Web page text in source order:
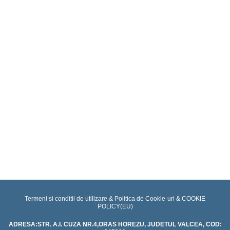
Termeni si conditii de utilizare & Politica de Cookie-uri & COOKIE
POLICY(EU)
ADRESA:STR. A.I. CUZA NR.4,ORAS HOREZU, JUDETUL VALCEA, COD: